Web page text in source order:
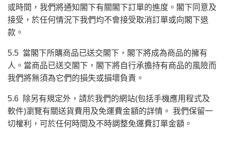
或時間，我們將通知閣下有關閣下訂單的進度。閣下同意及
接受，於任何情況下我們均不會接受取消訂單或向閣下退
款。
5.5 當閣下所購商品已送交閣下，閣下將成為商品的擁有
人。當商品已送交閣下，閣下將自行承擔持有商品的風險而
我們將無須為它們的損失或損壞負責。
5.6 除另有規定外，請於我們的網站(包括手機應用程式及
軟件)瀏覽有關送貨費用及免運費金額的詳情。 我們保留一
切權利，可於任何時間及不時調整免運費訂單金額。